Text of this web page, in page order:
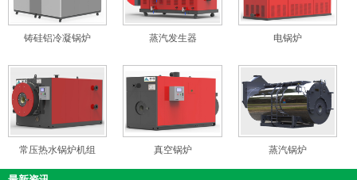
铸硅铝冷凝锅炉 蒸汽发生器 电锅炉
常压热水锅炉机组 真空锅炉 蒸汽锅炉